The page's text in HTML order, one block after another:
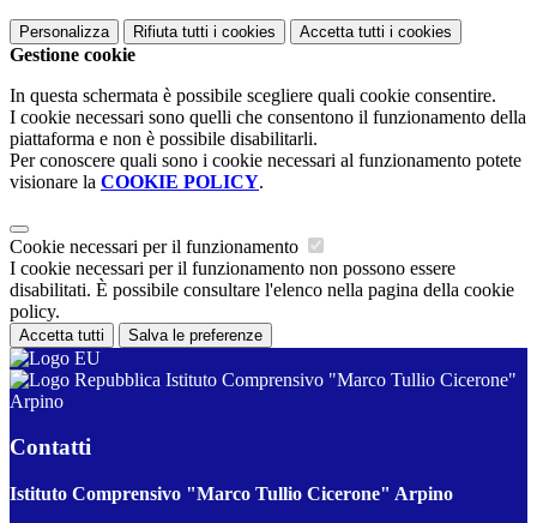
Personalizza Rifiuta tutti i cookies Accetta tutti i cookies
Gestione cookie
In questa schermata è possibile scegliere quali cookie consentire.
I cookie necessari sono quelli che consentono il funzionamento della
piattaforma e non è possibile disabilitarli.
Per conoscere quali sono i cookie necessari al funzionamento potete
visionare la COOKIE POLICY.
Cookie necessari per il funzionamento
I cookie necessari per il funzionamento non possono essere
disabilitati. È possibile consultare l'elenco nella pagina della cookie
policy.
Accetta tutti Salva le preferenze
Istituto Comprensivo "Marco Tullio Cicerone"
Arpino
Contatti
Istituto Comprensivo "Marco Tullio Cicerone" Arpino